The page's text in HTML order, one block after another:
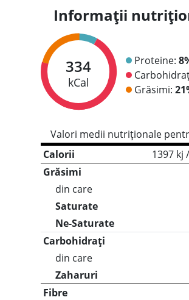
Informații
334
kCal
Proteine:
Grăsimi:
Valori medii nutriționale
Calorii
1397 kj
Grăsimi
din care
Saturate
Ne-Saturate
Carbohidrați
din care
Zaharuri
Fibre